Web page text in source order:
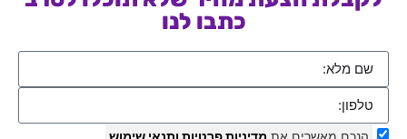
כתבו לנו